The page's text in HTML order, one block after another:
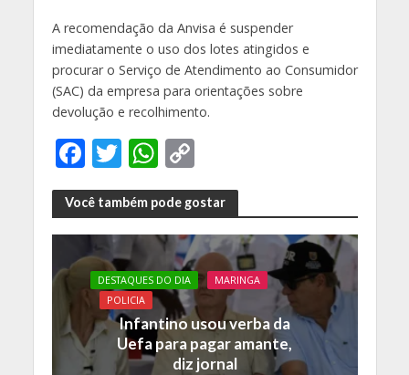
A recomendação da Anvisa é suspender
imediatamente o uso dos lotes atingidos e
procurar o Serviço de Atendimento ao Consumidor
(SAC) da empresa para orientações sobre
devolução e recolhimento.
F
ac
e
b
o
o
k
T
w
itt
er
W
h
at
s
A
p
p
C
o
p
y
Li
n
k
Você também pode gostar
DESTAQUES DO DIA
MARINGA
POLICIA
Infantino usou verba da
Uefa para pagar amante,
diz jornal